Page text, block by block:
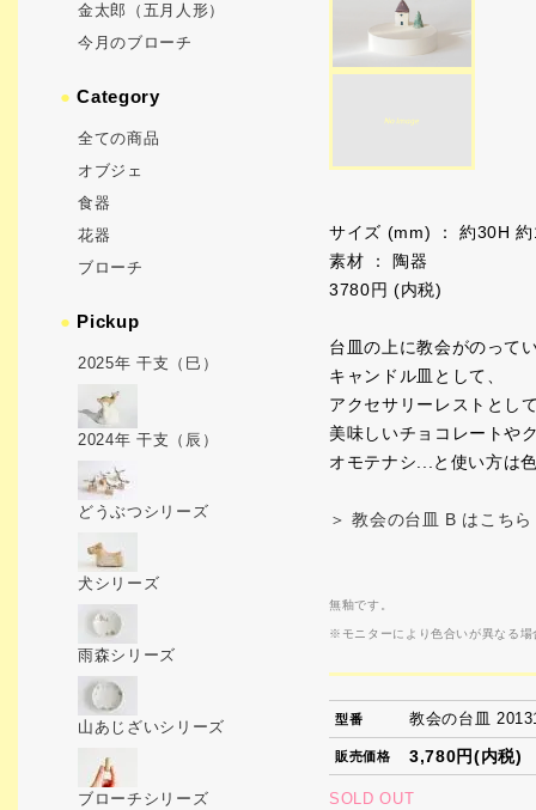
サイズ (mm) ： 約30H
素材 ： 陶器
3780円 (内税)
台皿の上に教会がのって
キャンドル皿として、
アクセサリーレストとし
美味しいチョコレートや
オモテナシ...と使い方は
＞ 教会の台皿 B はこちら
無釉です。
※モニターにより色合いが異なる場
型番 教会の台皿
販売価格 3,780円(内税)
SOLD OUT
金太郎（五月人形）
今月のブローチ
●Category
全ての商品
オブジェ
食器
花器
ブローチ
● Pickup
2025年 干支（巳）
2024年 干支（辰）
どうぶつシリーズ
犬シリーズ
雨森シリーズ
山あじざいシリーズ
ブローチシリーズ